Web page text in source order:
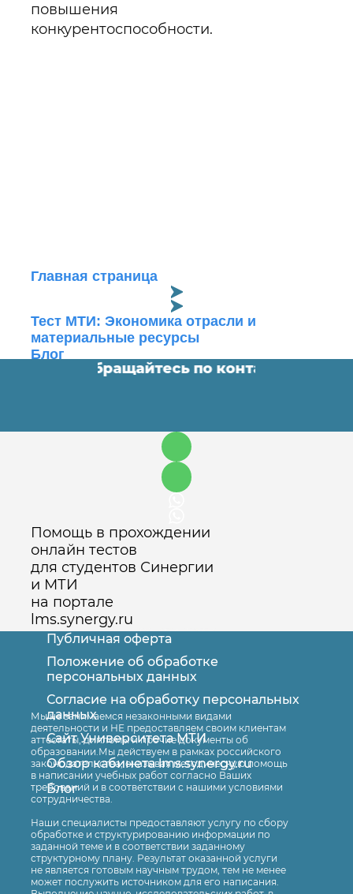
повышения
конкурентоспособности.
Главная страница
Тест МТИ: Экономика отрасли и
материальные ресурсы
Блог
работы. Обращайтесь по контактам ⬇️
Помощь в прохождении
онлайн тестов
для студентов Синергии
и МТИ
на портале
lms.synergy.ru
Оставить заявку
Публичная оферта
Положение об обработке
персональных данных
Согласие на обработку персональных
данных
Сайт Университета МТИ
Обзор кабинета lms.synergy.ru
Блог
Мы не занимаемся незаконными видами
деятельности и НЕ предоставляем своим клиентам
аттестаты, дипломы и прочие документы об
образовании.Мы действуем в рамках российского
законодательства, оказывая методическую помощь
в написании учебных работ согласно Ваших
требований и в соответствии с нашими условиями
сотрудничества.
Наши специалисты предоставляют услугу по сбору
обработке и структурированию информации по
заданной теме и в соответствии заданному
структурному плану. Результат оказанной услуги
не является готовым научным трудом, тем не менее
может послужить источником для его написания.